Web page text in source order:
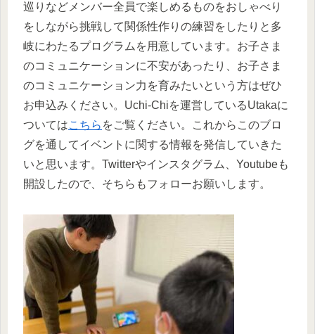
巡りなどメンバー全員で楽しめるものをおしゃべり
をしながら挑戦して関係性作りの練習をしたりと多
岐にわたるプログラムを用意しています。お子さま
のコミュニケーションに不安があったり、お子さま
のコミュニケーション力を育みたいという方はぜひ
お申込みください。Uchi-Chiを運営しているUtakaに
ついてはこちら をご覧ください。これからこのブロ
グを通してイベントに関する情報を発信していきた
いと思います。Twitterやインスタグラム、Youtubeも
開設したので、そちらもフォローお願いします。